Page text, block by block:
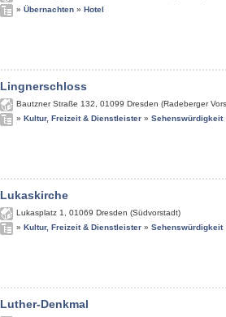
» Übernachten » Hotel
Lingnerschloss
Bautzner Straße 132 01099 Dresden (Radeberger
» Kultur, Freizeit & Dienstleister » Sehenswürdigkeit
Lukaskirche
Lukasplatz 1 01069 Dresden (Südvorstadt)
» Kultur, Freizeit & Dienstleister » Sehenswürdigkeit
Luther-Denkmal